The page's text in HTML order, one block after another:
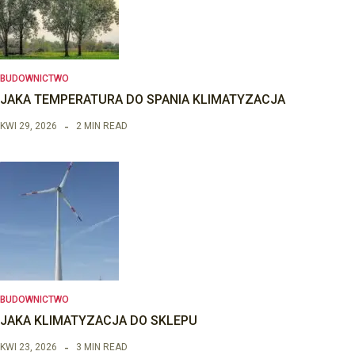
BUDOWNICTWO
JAKA TEMPERATURA DO SPANIA KLIMATYZACJA
KWI 29, 2026 2 MIN READ
BUDOWNICTWO
JAKA KLIMATYZACJA DO SKLEPU
KWI 23, 2026 3 MIN READ